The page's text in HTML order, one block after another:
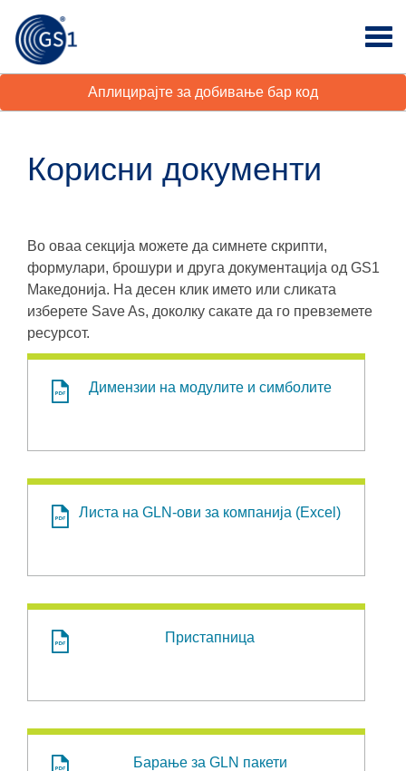
Аплицирајте за добивање бар код
Корисни документи
Во оваа секција можете да симнете скрипти,
формулари, брошури и друга документација од GS1
Македонија. На десен клик името или сликата
изберете Save As, доколку сакате да го превземете
ресурсот.
Димензии на модулите и симболите
Листа на GLN-ови за компанија (Excel)
Пристапница
Барање за GLN пакети